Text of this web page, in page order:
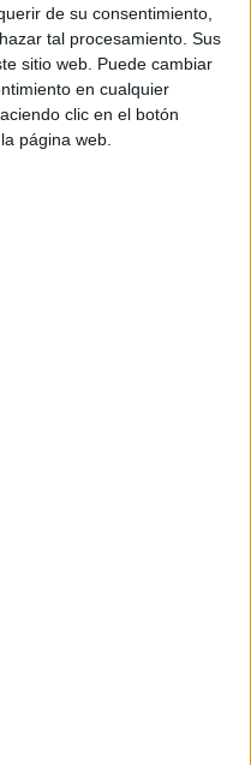
de su consentimiento,
tal procesamiento. Sus
sitio web. Puede cambiar
en cualquier
clic en el botón
página web.